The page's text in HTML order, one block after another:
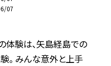
07
体験は、矢島経島での
。 みんな意外と上手